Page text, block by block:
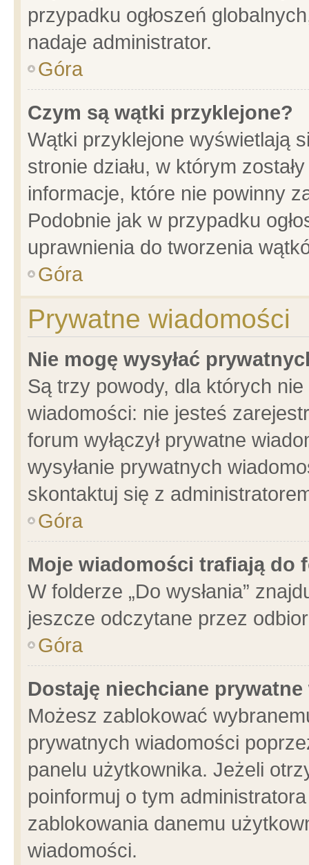
przypadku ogłoszeń
nadaje administrator.
Góra
Czym są wątki przyklejone?
Wątki przyklejone wyświetlają
stronie działu, w którym
informacje, które nie powinny
Podobnie jak w przypadku
uprawnienia do tworzenia
Góra
Prywatne wiadomości
Nie mogę wysyłać
Są trzy powody, dla których
wiadomości: nie jesteś
forum wyłączył prywatne
wysyłanie prywatnych
skontaktuj się z
Góra
Moje wiadomości trafiają do
W folderze „Do wysłania”
jeszcze odczytane przez
Góra
Dostaję niechciane
Możesz zablokować
prywatnych wiadomości
panelu użytkownika. Jeżeli
poinformuj o tym
zablokowania danemu
wiadomości.